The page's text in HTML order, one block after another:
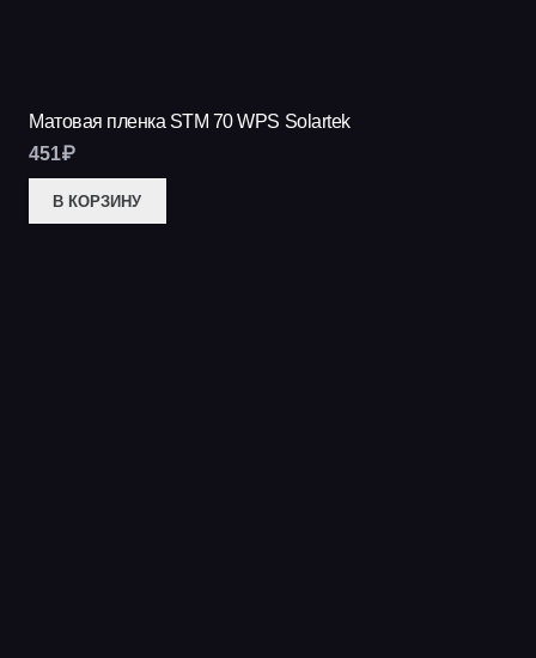
Матовая пленка STM 70 WPS Solartek
451₽
В КОРЗИНУ